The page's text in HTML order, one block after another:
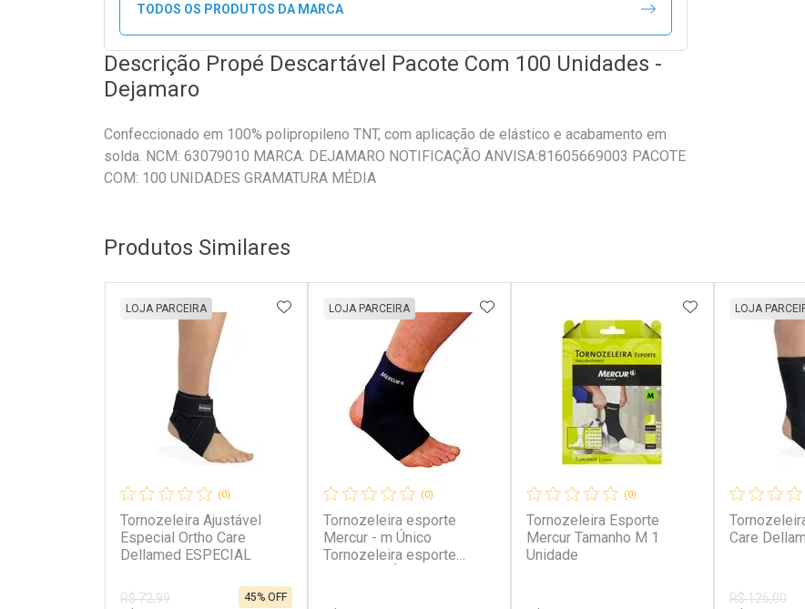
TODOS OS PRODUTOS DA MARCA
Descrição Propé Descartável Pacote Com 100 Unidades -
Dejamaro
Confeccionado em 100% polipropileno TNT, com aplicação de elástico e acabamento em
solda. NCM: 63079010 MARCA: DEJAMARO NOTIFICAÇÃO ANVISA:81605669003 PACOTE
COM: 100 UNIDADES GRAMATURA MÉDIA
Produtos Similares
(0)
Tornozeleira Ajustável
Especial Ortho Care
Dellamed ESPECIAL
LOJA PARCEIRA
R$ 72,99
45% OFF
ADICIONAR AOS FAVORITOS
(0)
Tornozeleira esporte
Mercur - m Único
Tornozeleira esporte
LOJA PARCEIRA ADICIONAR AOS FAVORITOS
(0)
Tornozeleira Esporte
Mercur Tamanho M 1
Unidade
ADICIONAR
Care
LOJA
R$ 126,00